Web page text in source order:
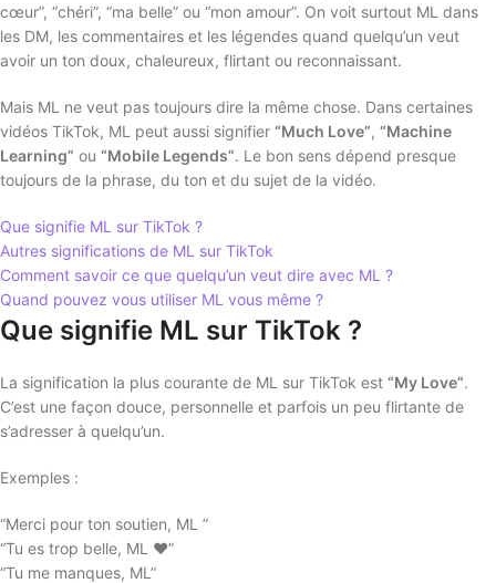
cœur”, “chéri”, “ma belle” ou “mon amour”. On voit surtout ML dans
les DM, les commentaires et les légendes quand quelqu’un veut
avoir un ton doux, chaleureux, flirtant ou reconnaissant.
Mais ML ne veut pas toujours dire la même chose. Dans certaines
vidéos TikTok, ML peut aussi signifier “Much Love”, “Machine
Learning” ou “Mobile Legends”. Le bon sens dépend presque
toujours de la phrase, du ton et du sujet de la vidéo.
Que signifie ML sur TikTok ?
Autres significations de ML sur TikTok
Comment savoir ce que quelqu’un veut dire avec ML ?
Quand pouvez vous utiliser ML vous même ?
Que signifie ML sur TikTok ?
La signification la plus courante de ML sur TikTok est “My Love”.
C’est une façon douce, personnelle et parfois un peu flirtante de
s’adresser à quelqu’un.
Exemples :
“Merci pour ton soutien, ML ”
“Tu es trop belle, ML ❤️”
“Tu me manques, ML”